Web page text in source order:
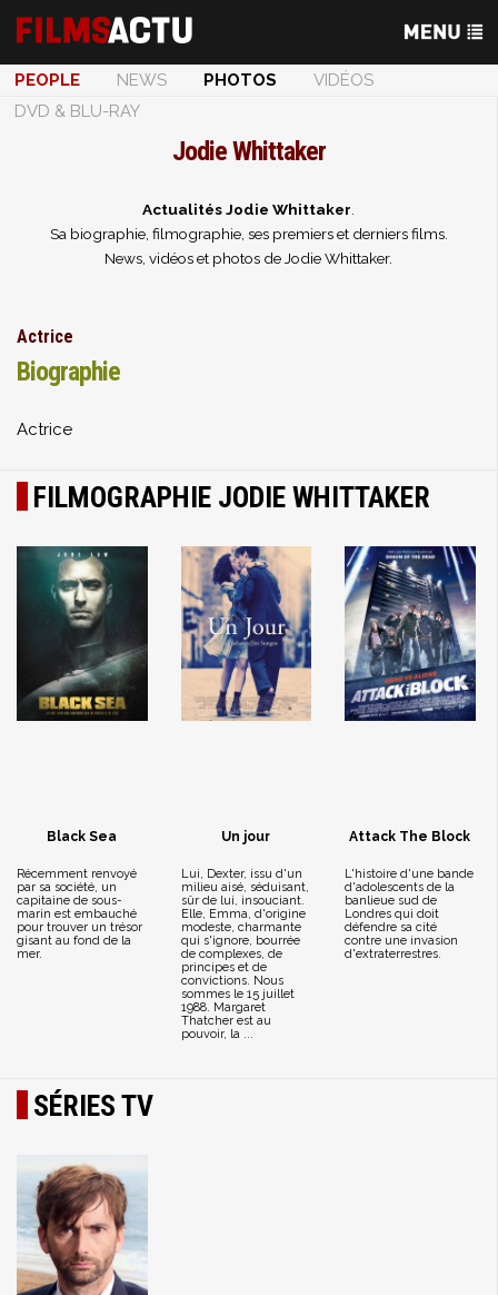
PEOPLE NEWS PHOTOS
VIDÉOS
DVD & BLU-RAY
Jodie Whittaker
Actualités Jodie Whittaker
Sa biographie, filmographie, ses premiers et derniers films.
News, vidéos et photos de Jodie Whittaker.
Actrice
Biographie
Actrice
FILMOGRAPHIE JODIE WHITTAKER
Black Sea
Récemment renvoyé
par sa société, un
capitaine de sous-
marin est embauché
pour trouver un trésor
gisant au fond de la
mer.
Un jour
Lui, Dexter, issu d'un
milieu aisé, séduisant,
sûr de lui, insouciant.
Elle, Emma, d'origine
modeste, charmante
qui s'ignore, bourrée
de complexes, de
principes et de
convictions. Nous
sommes le 15 juillet
1988. Margaret
Thatcher est au
pouvoir, la ...
Attack The Block
L'histoire d'une bande
d'adolescents de la
banlieue sud de
Londres qui doit
défendre sa cité
contre une invasion
d'extraterrestres.
SÉRIES TV